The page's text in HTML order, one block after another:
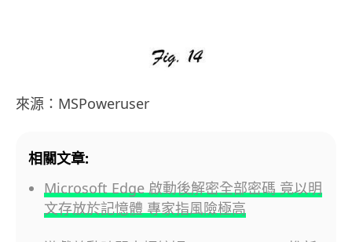
來源：MSPoweruser
相關文章:
Microsoft Edge 啟動後解密全部密碼 竟以明
文存放於記憶體 專家指風險極高